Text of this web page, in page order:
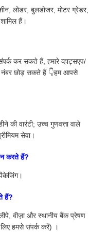
लोडर, बुलडोजर, मोटर ग्रेडर,
हैं।
कर सकते हैं, हमारे व्हाट्सएप/
नंबर छोड़ सकते हैं 👇हम आपसे
की वारंटी; उच्च गुणवत्ता वाले
सेवा।
करते हैं?
हैं?
वीज़ा और स्थानीय बैंक प्रेषण
हमसे संपर्क करें) ।